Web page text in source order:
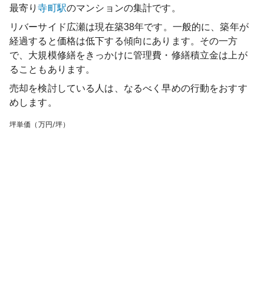
最寄り寺町駅のマンションの集計です。
リバーサイド広瀬は現在築38年です。一般的に、築年が
経過すると価格は低下する傾向にあります。その一方
で、大規模修繕をきっかけに管理費・修繕積立金は上が
ることもあります。
売却を検討している人は、なるべく早めの行動をおすす
めします。
坪単価（万円/坪）